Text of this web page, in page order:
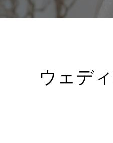
ウェデ